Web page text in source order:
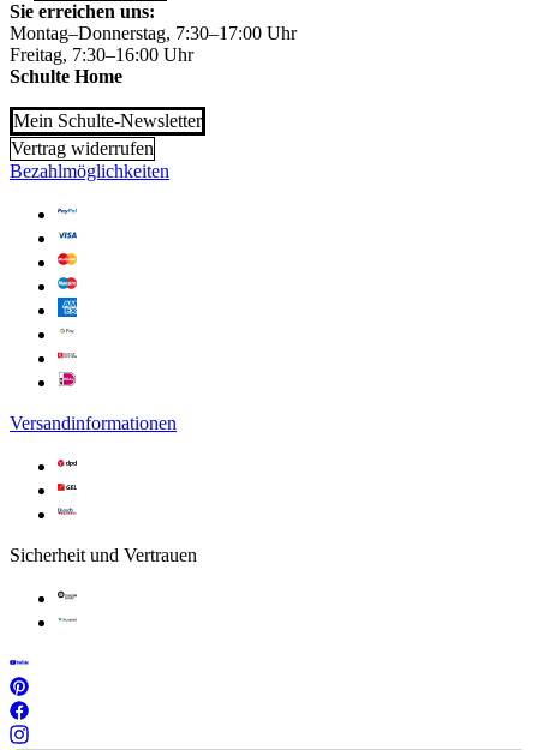
Sie erreichen uns:
Montag–Donnerstag, 7:30–17:00 Uhr
Freitag, 7:30–16:00 Uhr
Schulte Home
Mein Schulte-Newsletter
Vertrag widerrufen
Bezahlmöglichkeiten
Versandinformationen
Sicherheit und Vertrauen